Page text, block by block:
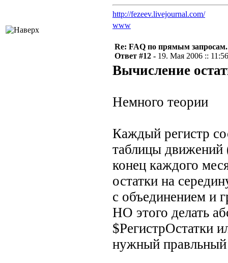
http://fezeev.livejournal.com/
www
Re: FAQ по прямым запросам.
Ответ #12 - 19. Мая 2006 :: 11:56
Вычисление
Немного теории
Каждый регистр
таблицы движений
конец каждого
остатки на
с объединением и
НО этого делать
$РегистрОстатки
нужный